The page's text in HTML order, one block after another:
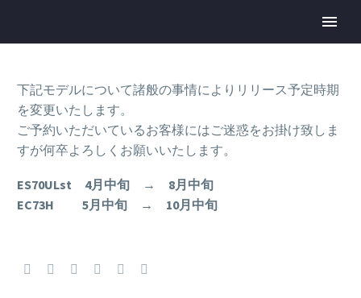
下記モデルについて諸般の事情によりリリース予定時期
を変更いたします。
ご予約いただいているお客様にはご迷惑をお掛け致しま
すが何卒よろしくお願いいたします。
ES70ULst 4月中旬 → 8月中旬
EC73H 5月中旬 → 10月中旬